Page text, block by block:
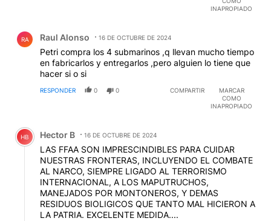
INAPROPIADO
RA Raul Alonso 16 DE OCTUBRE DE 2024
Petri compra los 4 submarinos ,q llevan mucho tiempo
en fabricarlos y entregarlos ,pero alguien lo tiene que
hacer si o si
RESPONDER 0 0 COMPARTIR
MARCAR
COMO
INAPROPIADO
Comentario de Hector B.
HB Hector B 16 DE OCTUBRE DE 2024
LAS FFAA SON IMPRESCINDIBLES PARA CUIDAR
NUESTRAS FRONTERAS, INCLUYENDO EL COMBATE
AL NARCO, SIEMPRE LIGADO AL TERRORISMO
INTERNACIONAL, A LOS MAPUTRUCHOS,
MANEJADOS POR MONTONEROS, Y DEMAS
RESIDUOS BIOLIGICOS QUE TANTO MAL HICIERON A
LA PATRIA. EXCELENTE MEDIDA....